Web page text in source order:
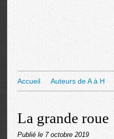
Accueil Auteurs de A à H
La grande roue
Publié le 7 octobre 2019